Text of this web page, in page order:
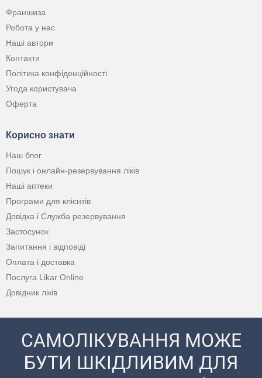
Франшиза
Робота у нас
Наші автори
Контакти
Політика конфіденційності
Угода користувача
Оферта
Корисно знати
Наш блог
Пошук і онлайн-резервування ліків
Наші аптеки
Програми для клієнтів
Довідка і Служба резервування
Застосунок
Запитання і відповіді
Оплата і доставка
Послуга Likar Online
Довідник ліків
САМОЛІКУВАННЯ МОЖЕ
БУТИ ШКІДЛИВИМ ДЛЯ